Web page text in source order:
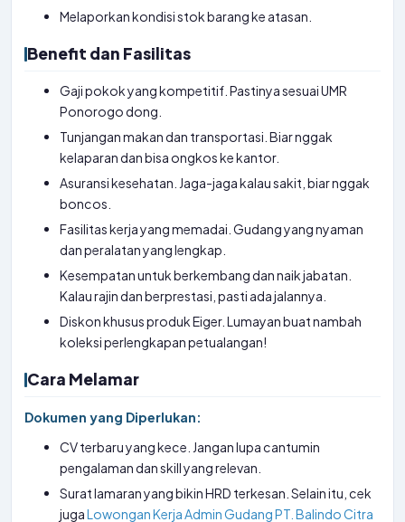
Melaporkan kondisi stok barang ke atasan.
Benefit dan Fasilitas
Gaji pokok yang kompetitif. Pastinya sesuai UMR
Ponorogo dong.
Tunjangan makan dan transportasi. Biar nggak
kelaparan dan bisa ongkos ke kantor.
Asuransi kesehatan. Jaga-jaga kalau sakit, biar nggak
boncos.
Fasilitas kerja yang memadai. Gudang yang nyaman
dan peralatan yang lengkap.
Kesempatan untuk berkembang dan naik jabatan.
Kalau rajin dan berprestasi, pasti ada jalannya.
Diskon khusus produk Eiger. Lumayan buat nambah
koleksi perlengkapan petualangan!
Cara Melamar
Dokumen yang Diperlukan:
CV terbaru yang kece. Jangan lupa cantumin
pengalaman dan skill yang relevan.
Surat lamaran yang bikin HRD terkesan. Selain itu, cek
jugaLowongan Kerja Admin Gudang PT. Balindo Citra